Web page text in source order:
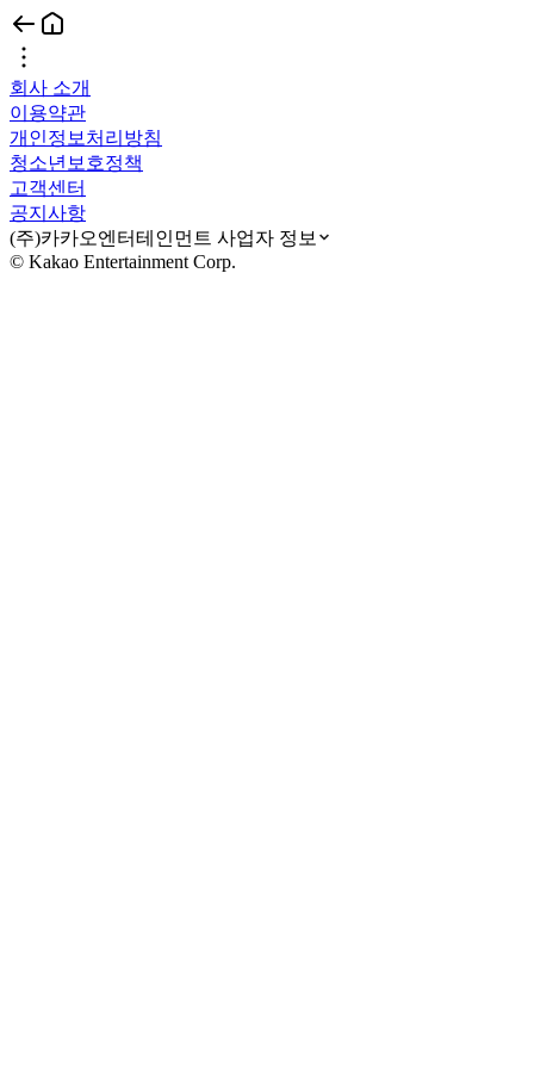
회사 소개
이용약관
개인정보처리방침
청소년보호정책
고객센터
공지사항
(주)카카오엔터테인먼트 사업자 정보
© Kakao Entertainment Corp.